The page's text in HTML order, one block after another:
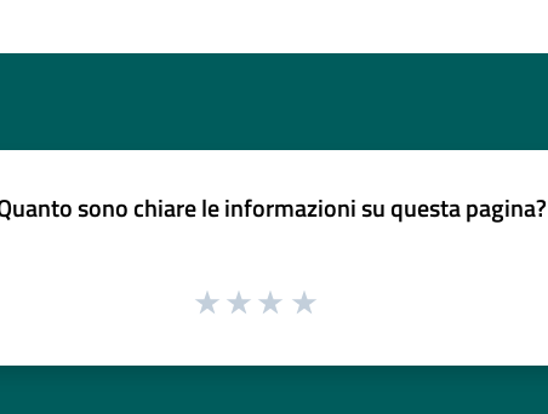
sono chiare le informazioni su questa pagina?